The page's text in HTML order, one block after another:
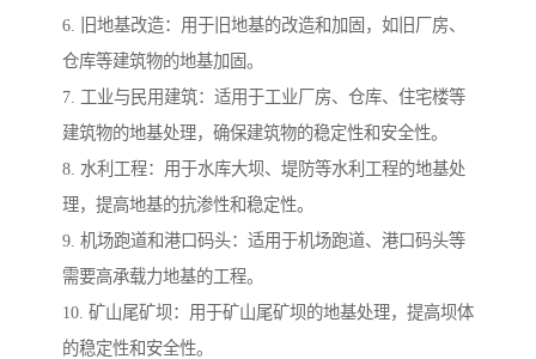
6. 旧地基改造：用于旧地基的改造和加固，如旧厂房、
仓库等建筑物的地基加固。
7. 工业与民用建筑：适用于工业厂房、仓库、住宅楼等
建筑物的地基处理，确保建筑物的稳定性和安全性。
8. 水利工程：用于水库大坝、堤防等水利工程的地基处
理，提高地基的抗渗性和稳定性。
9. 机场跑道和港口码头：适用于机场跑道、港口码头等
需要高承载力地基的工程。
10. 矿山尾矿坝：用于矿山尾矿坝的地基处理，提高坝体
的稳定性和安全性。